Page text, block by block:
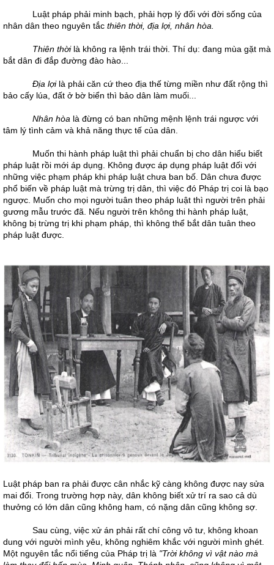
Luật pháp phải minh bạch, phải hợp lý đối với đời sống của
nhân dân theo nguyên tắc thiên thời, địa lợi, nhân hòa.
Thiên thờilà không ra lệnh trái thời. Thí dụ: đang mùa gặt mà
bắt dân đi đắp đường đào hào...
Địa lợilà phải căn cứ theo địa thế từng miền như đất rộng thì
bảo cấy lúa, đất ở bờ biển thì bảo dân làm muối...
Nhân hòa là đừng có ban những mệnh lệnh trái ngược với
tâm lý tình cảm và khả năng thực tế của dân.
Muốn thi hành pháp luật thì phải chuẩn bị cho dân hiểu biết
pháp luật rồi mới áp dụng. Không được áp dụng pháp luật đối với
những việc phạm pháp khi pháp luật chưa ban bố. Dân chưa được
phổ biến về pháp luật mà trừng trị dân, thì việc đó Pháp trị coi là bạo
ngược. Muốn cho mọi người tuân theo pháp luật thì người trên phải
gương mẫu trước đã. Nếu người trên không thi hành pháp luật,
không bị trừng trị khi phạm pháp, thì không thể bắt dân tuân theo
pháp luật được.
Luật pháp ban ra phải được cân nhắc kỹ càng không được nay sửa
mai đổi. Trong trường hợp này, dân không biết xử trí ra sao cả dù
thưởng có lớn dân cũng không ham, có nặng dân cũng không sợ.
Sau cùng, việc xử án phải rất chí công vô tư, không khoan
dung với người mình yêu, không nghiêm khắc với người mình ghét.
Một nguyên tắc nổi tiếng của Pháp trị là "Trời không vì vật nào mà